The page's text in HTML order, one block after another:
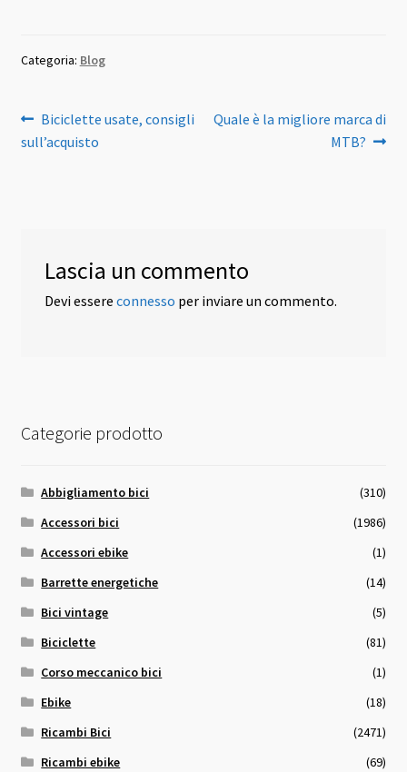
Categoria: Blog
Navigazione
articoli
Articolo
precedente:
Biciclette usate, consigli
sull’acquisto
Articolo
Quale è la migliore marca di
MTB?
Lascia un commento
Devi essere connesso per inviare un commento.
Categorie prodotto
Abbigliamento bici
(310)
Accessori bici
(1986)
Accessori ebike
(1)
Barrette energetiche
(14)
Bici vintage
(5)
Biciclette
(81)
Corso meccanico bici
(1)
Ebike
(18)
Ricambi Bici
(2471)
Ricambi ebike
(69)